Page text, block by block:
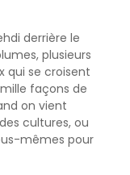
derrière le
plusieurs
qui se croisent
façons de
on vient
cultures, ou
mêmes pour